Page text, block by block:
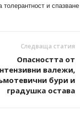
и спазване
Следваща статия
Опасността от
валежи,
бури и
градушка остава